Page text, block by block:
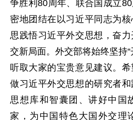
争胜利80周年、联合国成立
密地团结在以习近平同志为
思践悟习近平外交思想，奋
交新局面。外交部将始终坚持
听取大家的宝贵意见建议。
做习近平外交思想的研究者
思想库和智囊团、讲好中国
家，为中国特色大国外交理